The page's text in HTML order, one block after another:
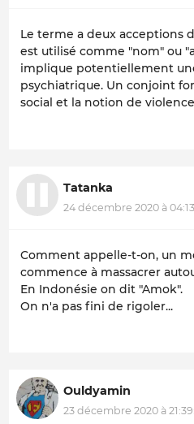
Le terme a deux acceptions
est utilisé comme "nom" ou
implique potentiellement
psychiatrique. Un conjoint
social et la notion de
Tatanka
24 décembre 2020 à
Comment appelle-t-on, un
commence à massacrer
En Indonésie on dit "Amok".
On n'a pas fini de rigoler...
Ouldyamin
23 décembre 2020 à